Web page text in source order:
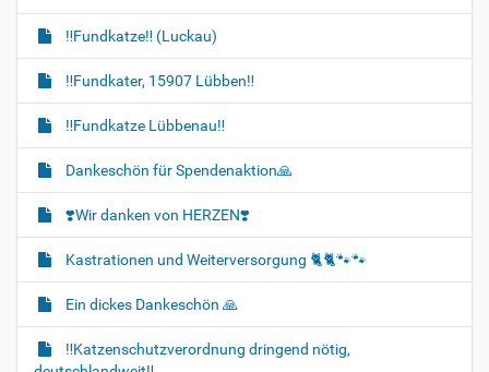
‼️Fundkatze‼️ (Luckau)
‼️Fundkater, 15907 Lübben‼️
‼️Fundkatze Lübbenau‼️
Dankeschön für Spendenaktion🙏
❣️Wir danken von HERZEN❣️
Kastrationen und Weiterversorgung 🐈‍🐈🐾🐾
Ein dickes Dankeschön 🙏
‼️Katzenschutzverordnung dringend nötig,